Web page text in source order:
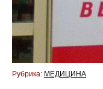
Рубрика: МЕДИЦИНА